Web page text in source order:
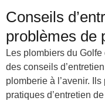
Conseils
problèmes de
Les plombiers du
des conseils
plomberie à l’avenir.
pratiques d’entretien